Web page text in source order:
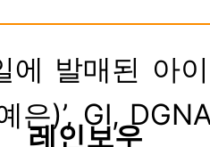
에 발매된 아
은)’, GI,
레인보우